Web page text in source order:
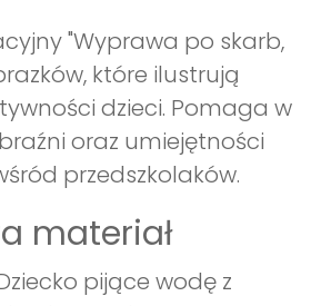
"Wyprawa po skarb,
które ilustrują
dzieci. Pomaga w
oraz umiejętności
przedszkolaków.
materiał
pijące wodę z